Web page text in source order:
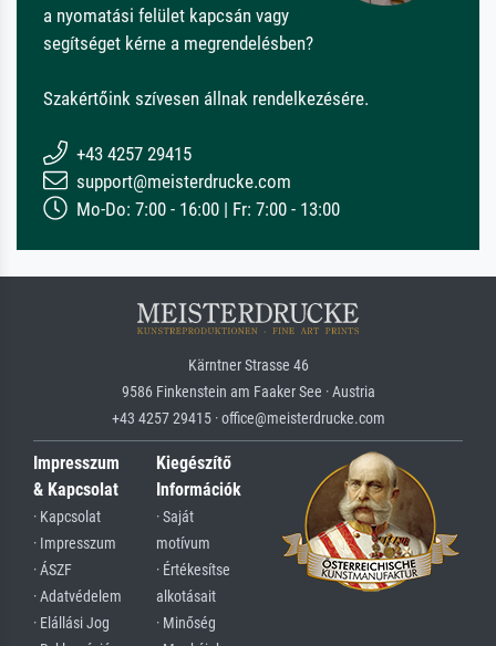
a nyomatási felület kapcsán vagy
segítséget kérne a megrendelésben?
Szakértőink szívesen állnak rendelkezésére.
+43 4257 29415
support@meisterdrucke.com
Mo-Do: 7:00 - 16:00 | Fr: 7:00 - 13:00
Kärntner Strasse 46
9586 Finkenstein am Faaker See · Austria
+43 4257 29415 · office@meisterdrucke.com
Impresszum
& Kapcsolat
· Kapcsolat
· Impresszum
· ÁSZF
· Adatvédelem
· Elállási Jog
Kiegészítő
Információk
· Saját
motívum
· Értékesítse
alkotásait
· Minőség